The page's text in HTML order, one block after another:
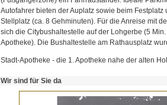
Autofahrer bieten der Auplatz sowie beim Festplatz
Stellplatz (ca. 8 Gehminuten). Für die Anreise mit
sich die Citybushaltestelle auf der Lohgerbe (5
Apotheke). Die Bushaltestelle am Rathausplatz
Stadt-Apotheke - die 1. Apotheke nahe der alten
Wir sind für Sie da